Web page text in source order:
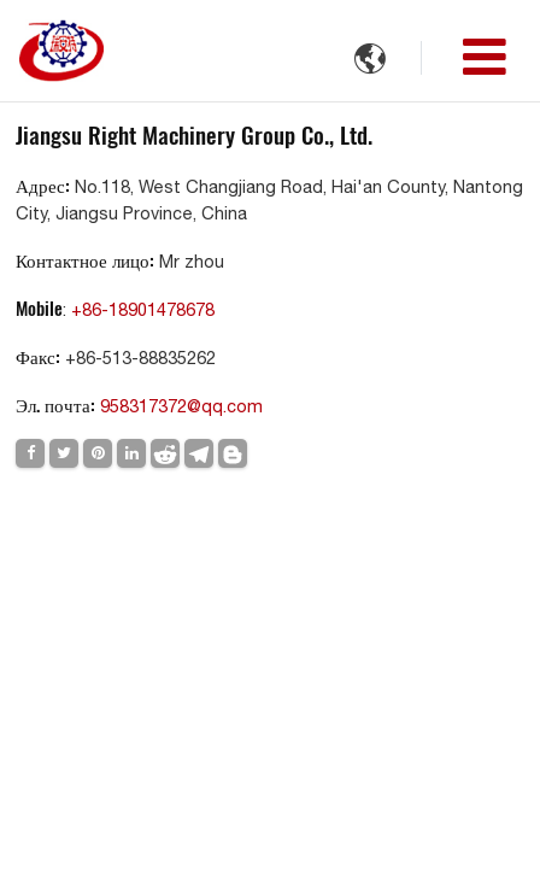

Jiangsu Right Machinery Group Co., Ltd.
Адрес: No.118, West Changjiang Road, Hai'an County, Nantong
City, Jiangsu Province, China
Контактное лицо: Mr zhou
Mobile: +86-18901478678
Факс: +86-513-88835262
Эл. почта: 958317372@qq.com